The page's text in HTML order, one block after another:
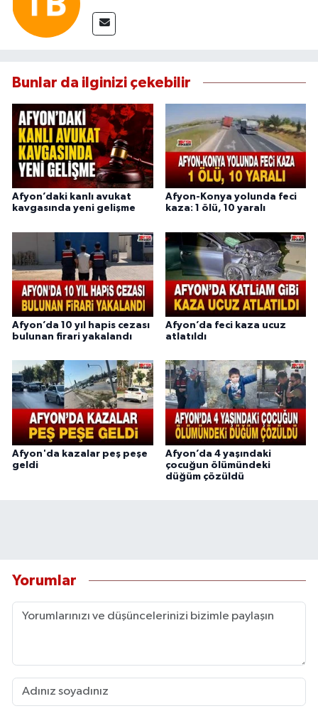
Bunlar da ilginizi çekebilir
Afyon’daki kanlı avukat
kavgasında yeni gelişme
Afyon-Konya yolunda feci
kaza: 1 ölü, 10 yaralı
Afyon’da 10 yıl hapis cezası
bulunan firari yakalandı
Afyon’da feci kaza ucuz
atlatıldı
Afyon'da kazalar peş peşe
geldi
Afyon’da 4 yaşındaki
çocuğun ölümündeki
düğüm çözüldü
Yorumlar